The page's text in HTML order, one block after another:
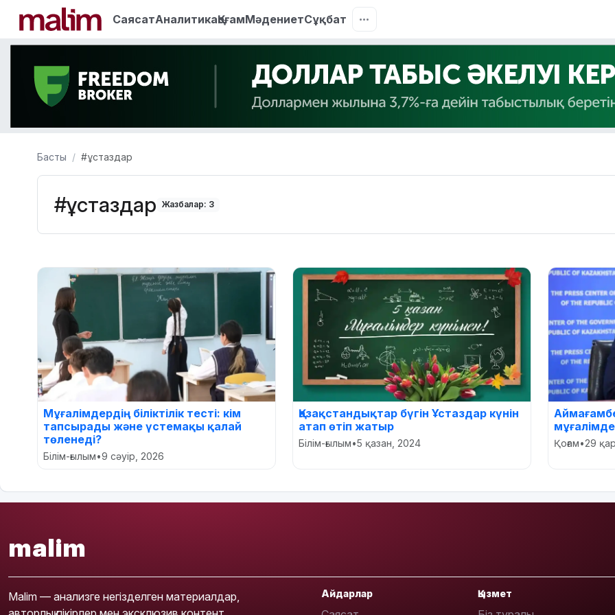
СаясатАналитикаҚоғамМәдениетСұқбат
Басты #ұстаздар
#ұстаздар Жазбалар: 3
Мұғалімдердің біліктілік тесті: кім
тапсырады және үстемақы қалай
төленеді?
Білім-ғылым•9 сәуір, 2026
Қазақстандықтар бүгін Ұстаздар күнін
атап өтіп жатыр
Білім-ғылым•5 қазан, 2024 Қоғам•29
malim
Malim — анализге негізделген материалдар,
Айдарлар Қызмет